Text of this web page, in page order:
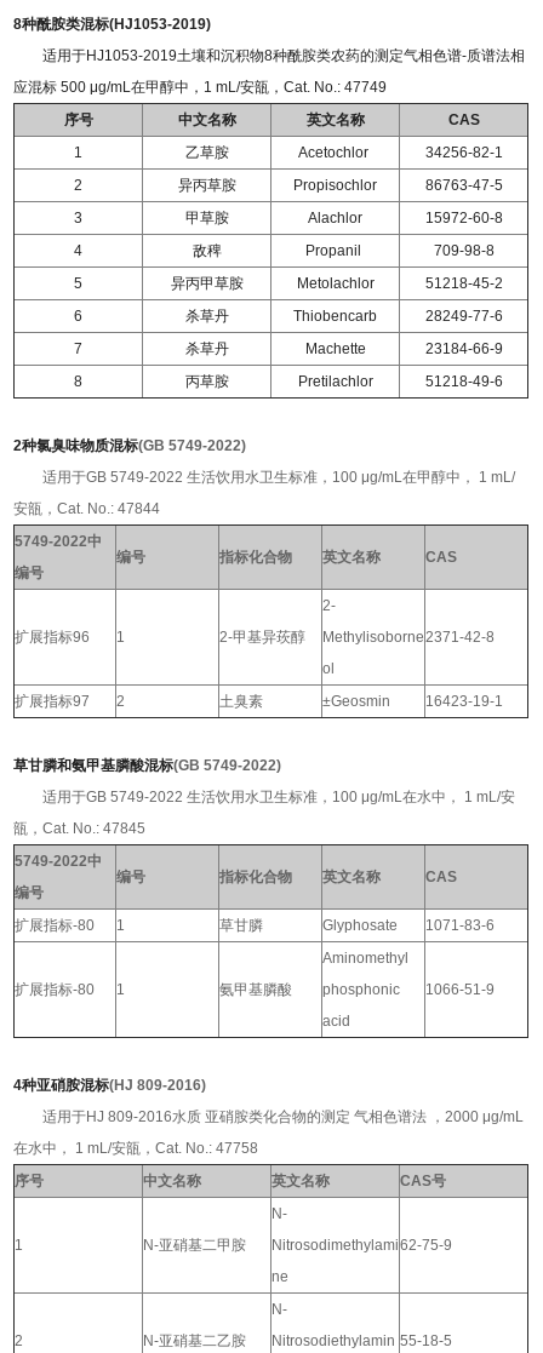
8种酰胺类混标(HJ1053-2019)
适用于HJ1053-2019土壤和沉积物8种酰胺类农药的测定气相色谱-质谱法相
应混标 500 μg/mL在甲醇中，1 mL/安瓿，Cat. No.: 47749
序号
中文名称 英文名称
CAS
1
乙草胺 Acetochlor
34256-82-1
2
异丙草胺 Propisochlor
86763-47-5
3
甲草胺 Alachlor
15972-60-8
4
敌稗 Propanil
709-98-8
5
异丙甲草胺 Metolachlor
51218-45-2
6
杀草丹 Thiobencarb
28249-77-6
7
杀草丹 Machette
23184-66-9
8
丙草胺 Pretilachlor 51218-49-6
2种氯臭味物质混标(GB 5749-2022)
适用于GB 5749-2022 生活饮用水卫生标准，100 μg/mL在甲醇中， 1 mL/
安瓿，Cat. No.: 47844
5749-2022中
编号
编号 指标化合物 英文名称 CAS
扩展指标96 1 2-甲基异莰醇
2-
Methylisoborne
ol
2371-42-8
扩展指标97 2 土臭素 ±Geosmin 16423-19-1
草甘膦和氨甲基膦酸混标(GB 5749-2022)
适用于GB 5749-2022 生活饮用水卫生标准，100 μg/mL在水中， 1 mL/安
瓿，Cat. No.: 47845
5749-2022中
编号
编号 指标化合物 英文名称 CAS
扩展指标-80 1 草甘膦 Glyphosate 1071-83-6
扩展指标-80 1 氨甲基膦酸
Aminomethyl
phosphonic
acid
1066-51-9
4种亚硝胺混标(HJ 809-2016)
适用于HJ 809-2016水质 亚硝胺类化合物的测定 气相色谱法 ，2000 μg/mL
在水中， 1 mL/安瓿，Cat. No.: 47758
序号
中文名称 英文名称 CAS号
1 N-亚硝基二甲胺
N-
Nitrosodimethylami
ne
62-75-9
2 N-亚硝基二乙胺
N-
Nitrosodiethylamin 55-18-5